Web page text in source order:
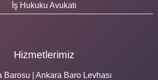
İş Hukuku Avukatı
Hizmetlerimiz
Barosu | Ankara Baro Levhası